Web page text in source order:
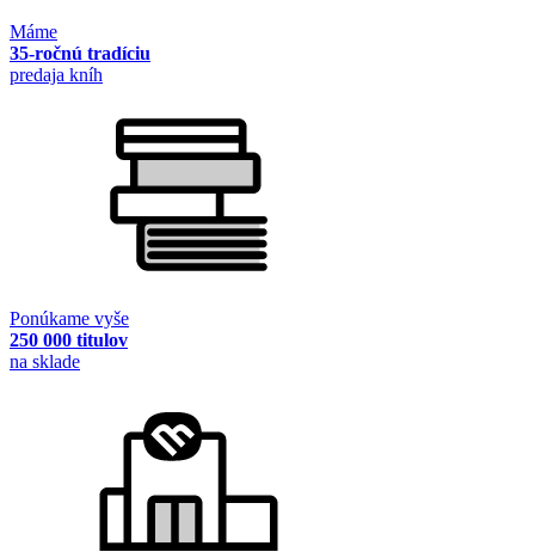
Máme
35-ročnú tradíciu
predaja kníh
Ponúkame vyše
250 000 titulov
na sklade